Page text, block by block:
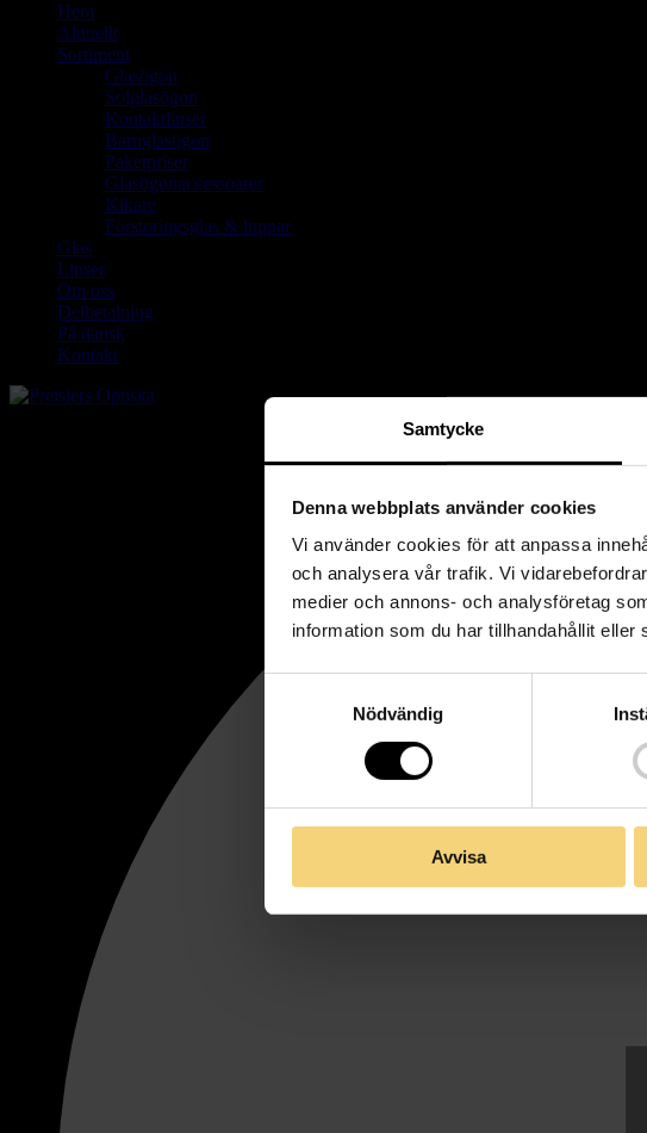
Samtycke
Denna webbplats använder cookies
Vi använder cookies för att anpassa
och analysera vår trafik. Vi
medier och annons- och analysföretag
information som du har tillhandahållit
Nödvändig
Avvisa
Hem
Aktuellt
Sortiment
Glasögon
Solglasögon
Kontaktlinser
Barnglasögon
Paketpriser
Glasögonaccessoarer
Kikare
Förstoringsglas & luppar
Glas
Linser
Om oss
Delbetalning
På dansk
Kontakt